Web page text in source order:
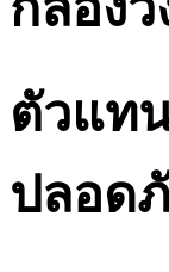
ตัวแท
ปลอด